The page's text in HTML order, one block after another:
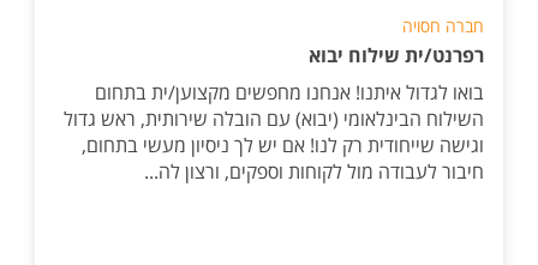
חברה חסויה
רפרנט/ית שילוח יבוא
בואו לגדול איתנו! אנחנו מחפשים מקצוען/ית בתחום
השילוח הבינלאומי (יבוא) עם הובלה שירותית, ראש גדול
וגישה שייחודית רק לנו! אם יש לך ניסיון מעשי בתחום,
חיבור לעבודה מול לקוחות וספקים, ורצון לה...